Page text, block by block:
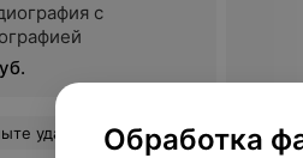
с
комфортно и безопасно. Он постоянно отслеживал мое состояние, а после операции не оставил без внимания, следил за выходом из наркоза, пока я не пришел(ла) в себя полностью. Что касается работы хирурга: удаление прошло настолько аккуратно и бережно, что, вопреки ожиданиям, отек был минимальным, а восстановление прошло гораздо быстрее и легче, чем я предполагала. Огромная благодарность всем специалистам
Обработка